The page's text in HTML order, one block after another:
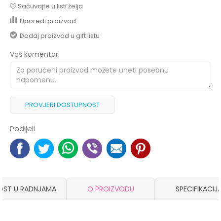
Sačuvajte u listi želja
Uporedi proizvod
Dodaj proizvod u gift listu
Vaš komentar:
PROVJERI DOSTUPNOST
Podijeli
U RADNJAMA O PROIZVODU